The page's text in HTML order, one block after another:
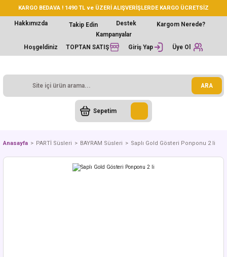
KARGO BEDAVA ! 1490 TL ve ÜZERİ ALIŞVERİŞLERDE KARGO ÜCRETSİZ
Hakkımızda Takip Edin Destek
Kargom Nerede?
Kampanyalar
Hoşgeldiniz
TOPTAN SATIŞ Giriş Yap Üye Ol
ARA
Sepetim
Anasayfa PARTİ Süsleri BAYRAM Süsleri Saplı Gold Gösteri Ponponu 2 li